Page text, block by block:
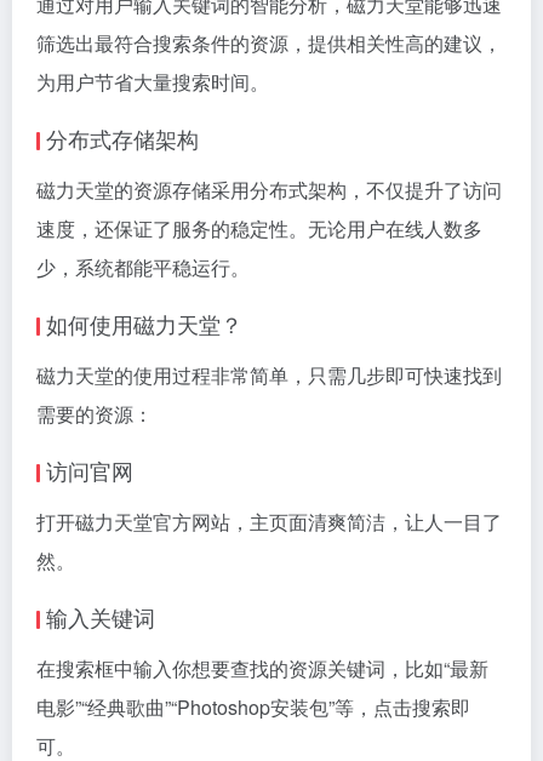
筛选出最符合搜索条件的资源，提供相关性高的建议，
为用户节省大量搜索时间。
分布式存储架构
磁力天堂的资源存储采用分布式架构，不仅提升了访问
速度，还保证了服务的稳定性。无论用户在线人数多
少，系统都能平稳运行。
如何使用磁力天堂？
磁力天堂的使用过程非常简单，只需几步即可快速找到
需要的资源：
访问官网
打开磁力天堂官方网站，主页面清爽简洁，让人一目了
然。
输入关键词
在搜索框中输入你想要查找的资源关键词，比如“最新
电影”“经典歌曲”“Photoshop安装包”等，点击搜索即
可。